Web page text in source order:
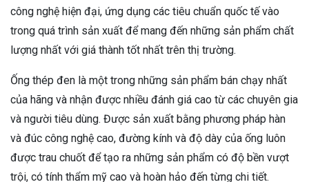
công nghệ hiện đại, ứng dụng các tiêu chuẩn quốc tế vào
trong quá trình sản xuất để mang đến những sản phẩm chất
lượng nhất với giá thành tốt nhất trên thị trường.
Ống thép đen là một trong những sản phẩm bán chạy nhất
của hãng và nhận được nhiều đánh giá cao từ các chuyên gia
và người tiêu dùng. Được sản xuất bằng phương pháp hàn
và đúc công nghệ cao, đường kính và độ dày của ống luôn
được trau chuốt để tạo ra những sản phẩm có độ bền vượt
trội, có tính thẩm mỹ cao và hoàn hảo đến từng chi tiết.